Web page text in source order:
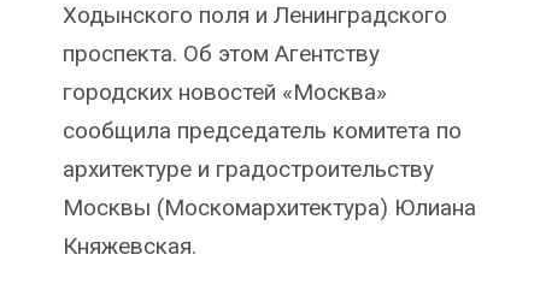
Ходынского поля и Ленинградского
проспекта. Об этом Агентству
городских новостей «Москва»
сообщила председатель комитета по
архитектуре и градостроительству
Москвы (Москомархитектура) Юлиана
Княжевская.